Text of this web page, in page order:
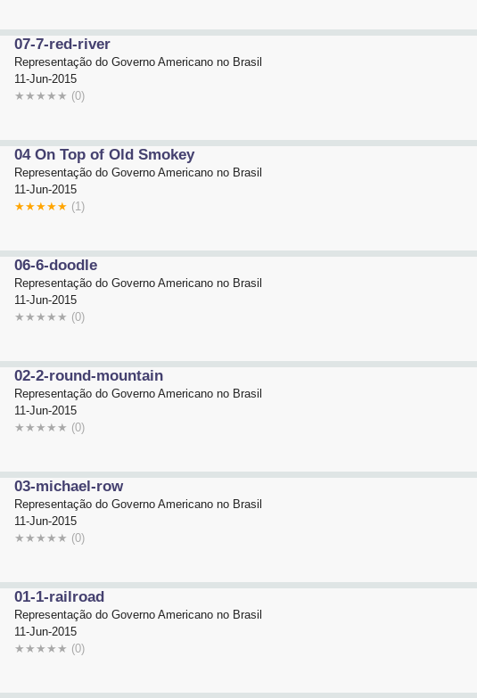
07-7-red-river
Representação do Governo Americano no Brasil
11-Jun-2015
★ ★ ★ ★ ★ (0)
04 On Top of Old Smokey
Representação do Governo Americano no Brasil
11-Jun-2015
★★★★★ (1)
06-6-doodle
Representação do Governo Americano no Brasil
11-Jun-2015
★ ★ ★ ★ ★ (0)
02-2-round-mountain
Representação do Governo Americano no Brasil
11-Jun-2015
★ ★ ★ ★ ★ (0)
03-michael-row
Representação do Governo Americano no Brasil
11-Jun-2015
★ ★ ★ ★ ★ (0)
01-1-railroad
Representação do Governo Americano no Brasil
11-Jun-2015
★ ★ ★ ★ ★ (0)